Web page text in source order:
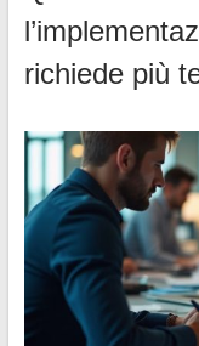
richiede più